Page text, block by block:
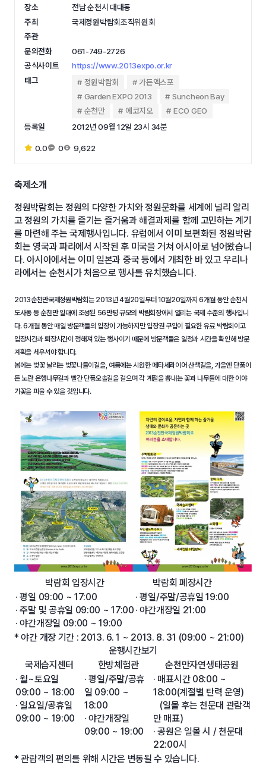
장소
전남 순천시 대대동
주최
국제정원박람회조직위원회
주관
문의전화
061-749-2726
공식사이트
https://www.2013expo.or.kr
태그
정원박람회
가든엑스포
Garden EXPO 2013
Suncheon Bay
순천만
에코지오
ECO GEO
등록일
2012년 09월 12일 23시 34분
0.0 0 9,622
축제소개
정원박람회는 정원의 다양한 가치와 정원문화를 세계에 널리 알리
고 정원의 가치를 즐기는 즐거움과 해결과제를 함께 고민하는 계기
를 마련해 주는 국제행사입니다. 유럽에서 이미 보편화된 정원박람
회는 영국과 파리에서 시작된 후 미국을 거쳐 아시아로 넘어왔습니
다. 아시아에서는 이미 일본과 중국 등에서 개최한 바 있고 우리나
라에서는 순천시가 처음으로 행사를 유치했습니다.
2013순천만국제정원박람회는 2013년 4월20일부터 10월20일까지 6개월 동안 순천시
도사동 등 순천만 일대에 조성된 56만평 규모의 박람회장에서 열리는 국제 수준의 행사입니
다. 6개월 동안 매일 방문객들의 입장이 가능하지만 입장권 구입이 필요한 유료 박람회이고
입장시간과 퇴장시간이 정해져 있는 행사이기 때문에 방문객들은 일정과 시간을 확인해 방문
계획을 세우셔야 합니다.
봄에는 벚꽃 날리는 벚꽃나들이길을, 여름에는 시원한 메타세콰이어 산책길을, 가을엔 단풍이
든 노란 은행나무길과 빨간 단풍오솔길을 걸으며 각 계절을 뽐내는 꽃과 나무들에 대한 이야
기꽃을 피울 수 있을 것입니다.
박람회 입장시간
박람회 폐장시간
· 평일 09:00 ~ 17:00
· 주말 및 공휴일 09:00 ~ 17:00
· 야간개장일 09:00 ~ 19:00
· 평일/주말/공휴일 19:00
· 야간개장일 21:00
* 야간 개장 기간 : 2013. 6. 1 ~ 2013. 8. 31 (09:00 ~ 21:00)
운행시간보기
국제습지센터
한방체험관
순천만자연생태공원
· 월~토요일
09:00 ~ 18:00
· 일요일/공휴일
09:00 ~ 19:00
· 평일/주말/공휴
일 09:00 ~
18:00
· 야간개장일
09:00 ~ 19:00
· 매표시간 08:00 ~
18:00(계절별 탄력 운영)
(일몰 후는 천문대 관람객
만 매표)
· 공원은 일몰 시 / 천문대
22:00시
* 관람객의 편의를 위해 시간은 변동될 수 있습니다.